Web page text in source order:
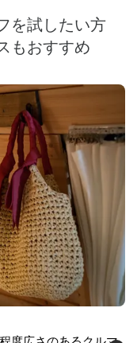
を試したい方
もおすすめ